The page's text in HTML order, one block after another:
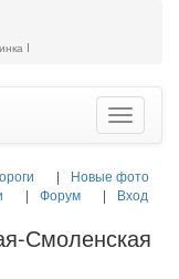
I
Toggle
Новые фото
Форум Вход
Смоленская